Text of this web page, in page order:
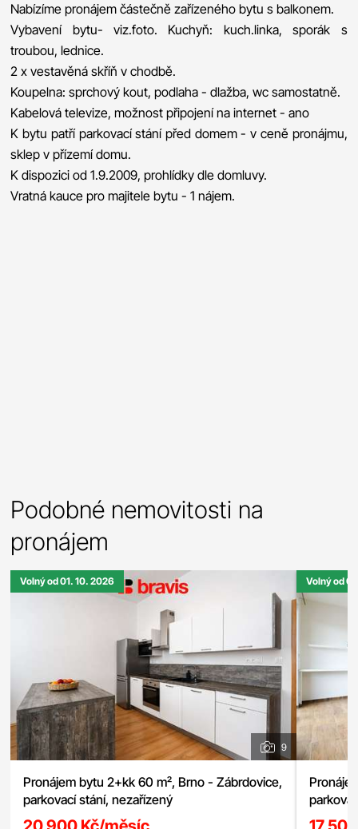
Nabízíme pronájem částečně zařízeného bytu s balkonem.
Vybavení bytu- viz.foto. Kuchyň: kuch.linka, sporák s
troubou, lednice.
2 x vestavěná skříň v chodbě.
Koupelna: sprchový kout, podlaha - dlažba, wc samostatně.
Kabelová televize, možnost připojení na internet - ano
K bytu patří parkovací stání před domem - v ceně pronájmu,
sklep v přízemí domu.
K dispozici od 1.9.2009, prohlídky dle domluvy.
Vratná kauce pro majitele bytu - 1 nájem.
Podobné nemovitosti na
pronájem
Volný od 01. 10. 2026
9
Pronájem bytu 2+kk 60 m², Brno - Zábrdovice,
parkovací stání, nezařízený
Volný od